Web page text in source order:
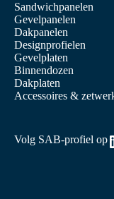
Sandwichpanelen
Gevelpanelen
Dakpanelen
Designprofielen
Gevelplaten
Binnendozen
Dakplaten
Accessoires &
Volg SAB-profiel op